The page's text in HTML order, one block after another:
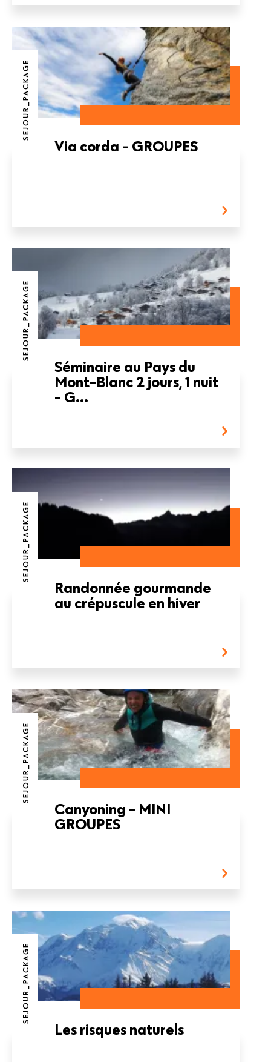
SEJOUR_PACKAGE
Via corda - GROUPES
SEJOUR_PACKAGE
Séminaire au Pays du
Mont-Blanc 2 jours, 1 nuit
- G...
SEJOUR_PACKAGE
Randonnée gourmande
au crépuscule en hiver
SEJOUR_PACKAGE
Canyoning - MINI
GROUPES
SEJOUR_PACKAGE
Les risques naturels